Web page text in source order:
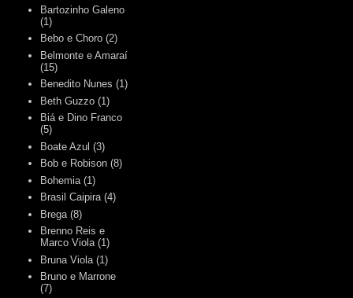
Bartozinho Galeno
(1)
Bebo e Choro (2)
Belmonte e Amaraí
(15)
Benedito Nunes (1)
Beth Guzzo (1)
Biá e Dino Franco
(5)
Boate Azul (3)
Bob e Robison (8)
Bohemia (1)
Brasil Caipira (4)
Brega (8)
Brenno Reis e
Marco Viola (1)
Bruna Viola (1)
Bruno e Marrone
(7)